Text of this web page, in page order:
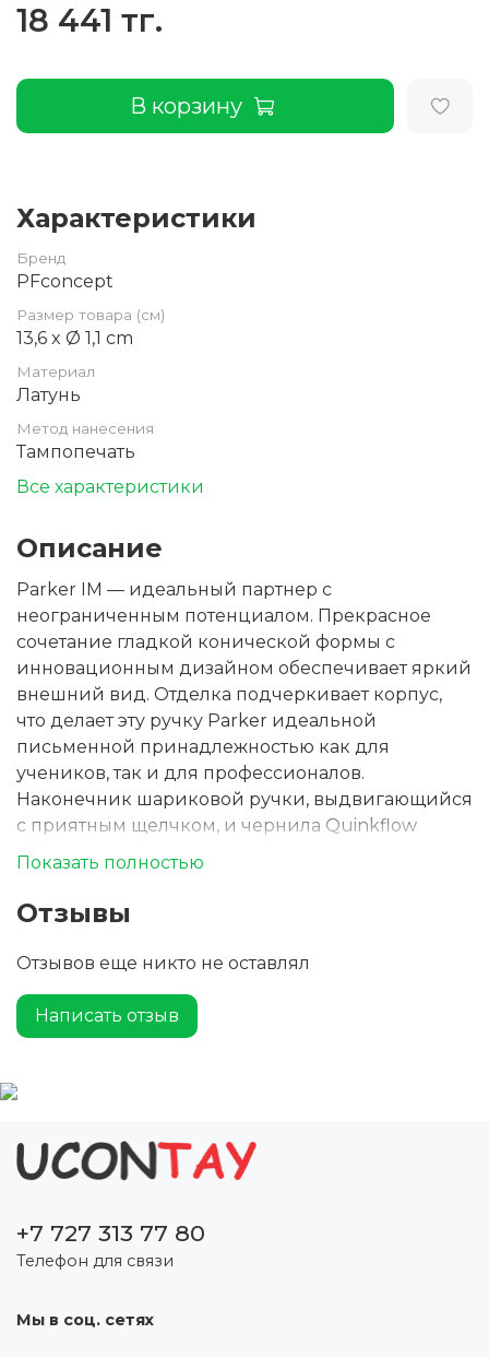
18 441 тг.
В корзину
Характеристики
Бренд
PFconcept
Размер товара (см)
13,6 x Ø 1,1 cm
Материал
Латунь
Метод нанесения
Тампопечать
Все характеристики
Описание
Parker IM — идеальный партнер с
неограниченным потенциалом. Прекрасное
сочетание гладкой конической формы с
инновационным дизайном обеспечивает яркий
внешний вид. Отделка подчеркивает корпус,
что делает эту ручку Parker идеальной
письменной принадлежностью как для
учеников, так и для профессионалов.
Наконечник шариковой ручки, выдвигающийся
с приятным щелчком, и чернила Quinkflow
обеспечивают исключительно гладкое и четкое
шариковыми и гелевыми стержнями QUINK. В
коробка Parker. Уникальный дизайн.
Показать полностью
Отзывы
Отзывов еще никто не оставлял
Написать отзыв
+7 727 313 77 80
Телефон для связи
Мы в соц. сетях